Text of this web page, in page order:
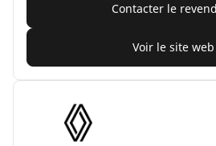
Contacter le
Voir le site web